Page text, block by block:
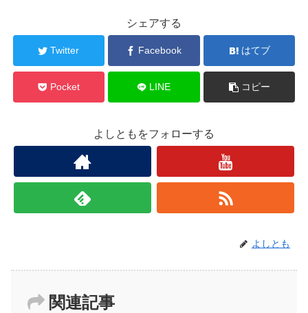
シェアする
Twitter Facebook はてブ
Pocket LINE コピー
よしともをフォローする
よしとも
関連記事